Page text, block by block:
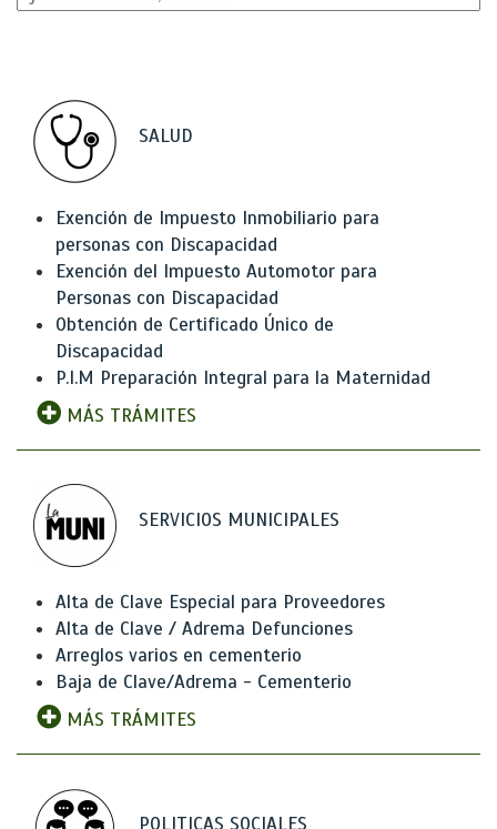
SALUD
Exención de Impuesto Inmobiliario para
personas con Discapacidad
Exención del Impuesto Automotor para
Personas con Discapacidad
Obtención de Certificado Único de
Discapacidad
P.I.M Preparación Integral para la Maternidad
MÁS TRÁMITES
SERVICIOS MUNICIPALES
Alta de Clave Especial para Proveedores
Alta de Clave / Adrema Defunciones
Arreglos varios en cementerio
Baja de Clave/Adrema - Cementerio
MÁS TRÁMITES
POLITICAS SOCIALES